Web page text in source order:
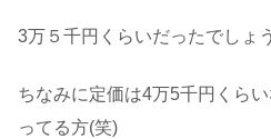
3万５千円くらいだったでしょ
ちなみに定価は4万5千円くら
ってる方(笑)